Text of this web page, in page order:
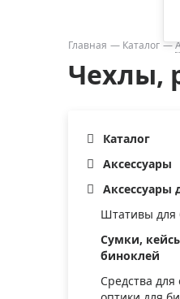
Бинокли
Зрительные
Монокуляры
Приборы ночного
Тепловизоры
Фотогаджеты
Метеостанции,
Главная Каталог
Чехлы,
Каталог
Аксессуары
Аксессуары
Штативы для
Сумки,
биноклей
Средства для